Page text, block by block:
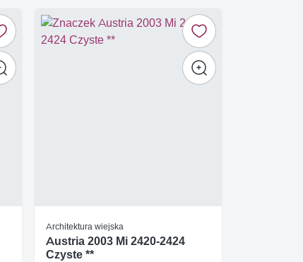
Architektura wiejska
Austria 2003 Mi 2420-2424
Czyste **